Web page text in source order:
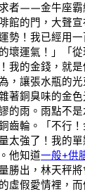
者——金牛座霸
館的門，大聲
勢！我已經用
壞運氣！」「從
我的金錢，就
，讓張水瓶的
著銅臭味的金色
的雨。雨點不
齒輪。「不行
太強了！我的
他知道一般+供
勝出，林天秤
虛假愛情裡，